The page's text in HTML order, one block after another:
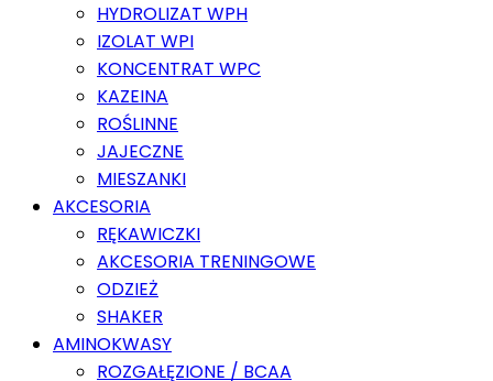
HYDROLIZAT WPH
IZOLAT WPI
KONCENTRAT WPC
KAZEINA
ROŚLINNE
JAJECZNE
MIESZANKI
AKCESORIA
RĘKAWICZKI
AKCESORIA TRENINGOWE
ODZIEŻ
SHAKER
AMINOKWASY
ROZGAŁĘZIONE / BCAA